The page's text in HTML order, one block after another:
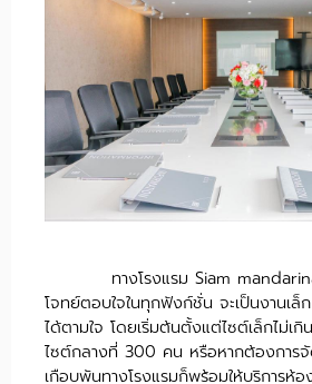
ทางโรงแรม Siam
โจทย์ตอบใจในทุกฟังก์ชั่น จะเป็นงานเ
ได้ตามใจ โดยเริ่มต้นตั้งแต่ไซต์เล็กไม่เ
ไซต์กลางที่ 300 คน หรือหากต้องการ
เกือบพันทางโรงแรมก็พร้อมให้บริการ